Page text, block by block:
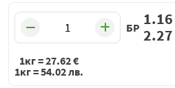
БР 1.16
2.27
1кг =27.62€
1кг =54.02лв.